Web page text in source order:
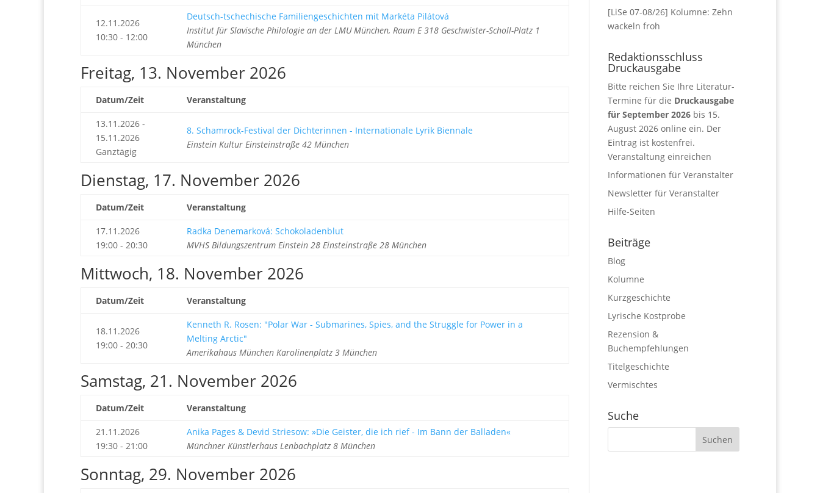
12.11.2026
10:30 - 12:00
Deutsch-tschechische Familiengeschichten mit Markéta Pilátová
Institut für Slavische Philologie an der LMU München, Raum E 318 Geschwister-Scholl-Platz 1
München
Freitag, 13. November 2026
Datum/Zeit Veranstaltung
13.11.2026 -
15.11.2026
Ganztägig
8. Schamrock-Festival der Dichterinnen - Internationale Lyrik Biennale
Einstein Kultur Einsteinstraße 42 München
Dienstag, 17. November 2026
Datum/Zeit Veranstaltung
17.11.2026
19:00 - 20:30
Radka Denemarková: Schokoladenblut
MVHS Bildungszentrum Einstein 28 Einsteinstraße 28 München
Mittwoch, 18. November 2026
Datum/Zeit Veranstaltung
18.11.2026
19:00 - 20:30
Kenneth R. Rosen: "Polar War - Submarines, Spies, and the Struggle for Power in a
Melting Arctic"
Amerikahaus München Karolinenplatz 3 München
Samstag, 21. November 2026
Datum/Zeit Veranstaltung
21.11.2026
19:30 - 21:00
Anika Pages & Devid Striesow: »Die Geister, die ich rief - Im Bann der Balladen«
Münchner Künstlerhaus Lenbachplatz 8 München
Sonntag, 29. November 2026
[LiSe 07-08/26] Kolumne: Zehn
wackeln froh
Redaktionsschluss
Druckausgabe
Bitte reichen Sie Ihre Literatur-
Termine für die Druckausgabe
für September 2026 bis 15.
August 2026 online ein. Der
Eintrag ist kostenfrei.
Veranstaltung einreichen
Informationen für Veranstalter
Newsletter für Veranstalter
Hilfe-Seiten
Beiträge
Blog
Kolumne
Kurzgeschichte
Lyrische Kostprobe
Rezension &
Buchempfehlungen
Titelgeschichte
Vermischtes
Suche